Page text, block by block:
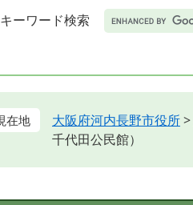
キーワード検索 Google
カ
検
大阪府河内長野市役所>
千代田公民館）